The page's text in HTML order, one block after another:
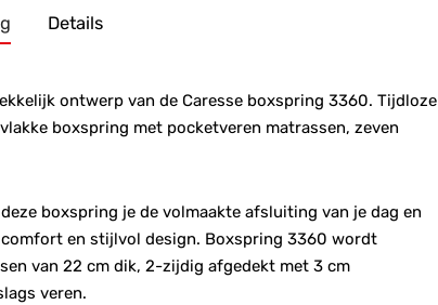
Details
ontwerp van de Caresse boxspring 3360. Tijdloze
boxspring met pocketveren matrassen, zeven
boxspring je de volmaakte afsluiting van je dag en
en stijlvol design. Boxspring 3360 wordt
van 22 cm dik, 2-zijdig afgedekt met 3 cm
veren.